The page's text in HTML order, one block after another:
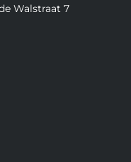
Walstraat 7